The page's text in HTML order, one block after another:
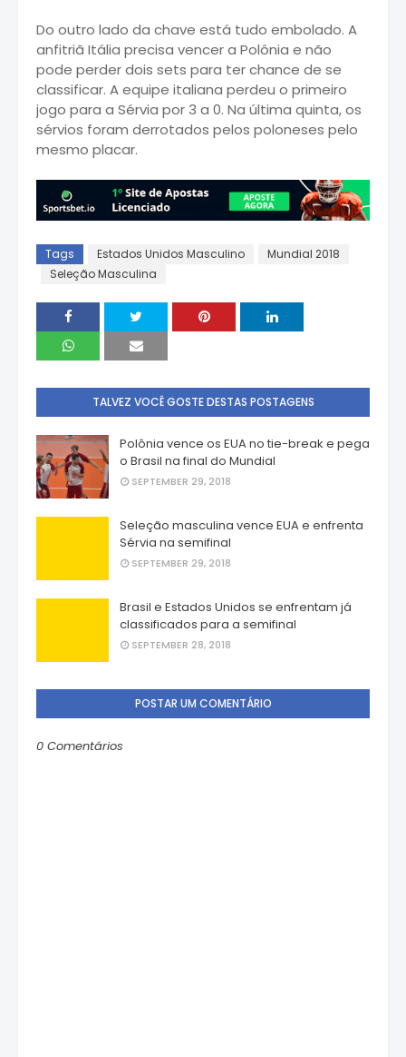
Do outro lado da chave está tudo embolado. A
anfitriã Itália precisa vencer a Polônia e não
pode perder dois sets para ter chance de se
classificar. A equipe italiana perdeu o primeiro
jogo para a Sérvia por 3 a 0. Na última quinta, os
sérvios foram derrotados pelos poloneses pelo
mesmo placar.
Tags Estados Unidos Masculino
Mundial 2018
Seleção Masculina
TALVEZ VOCÊ GOSTE DESTAS POSTAGENS
Polônia vence os EUA no tie-break e pega
o Brasil na final do Mundial
SEPTEMBER 29, 2018
Seleção masculina vence EUA e enfrenta
Sérvia na semifinal
SEPTEMBER 29, 2018
Brasil e Estados Unidos se enfrentam já
classificados para a semifinal
SEPTEMBER 28, 2018
POSTAR UM COMENTÁRIO
0 Comentários